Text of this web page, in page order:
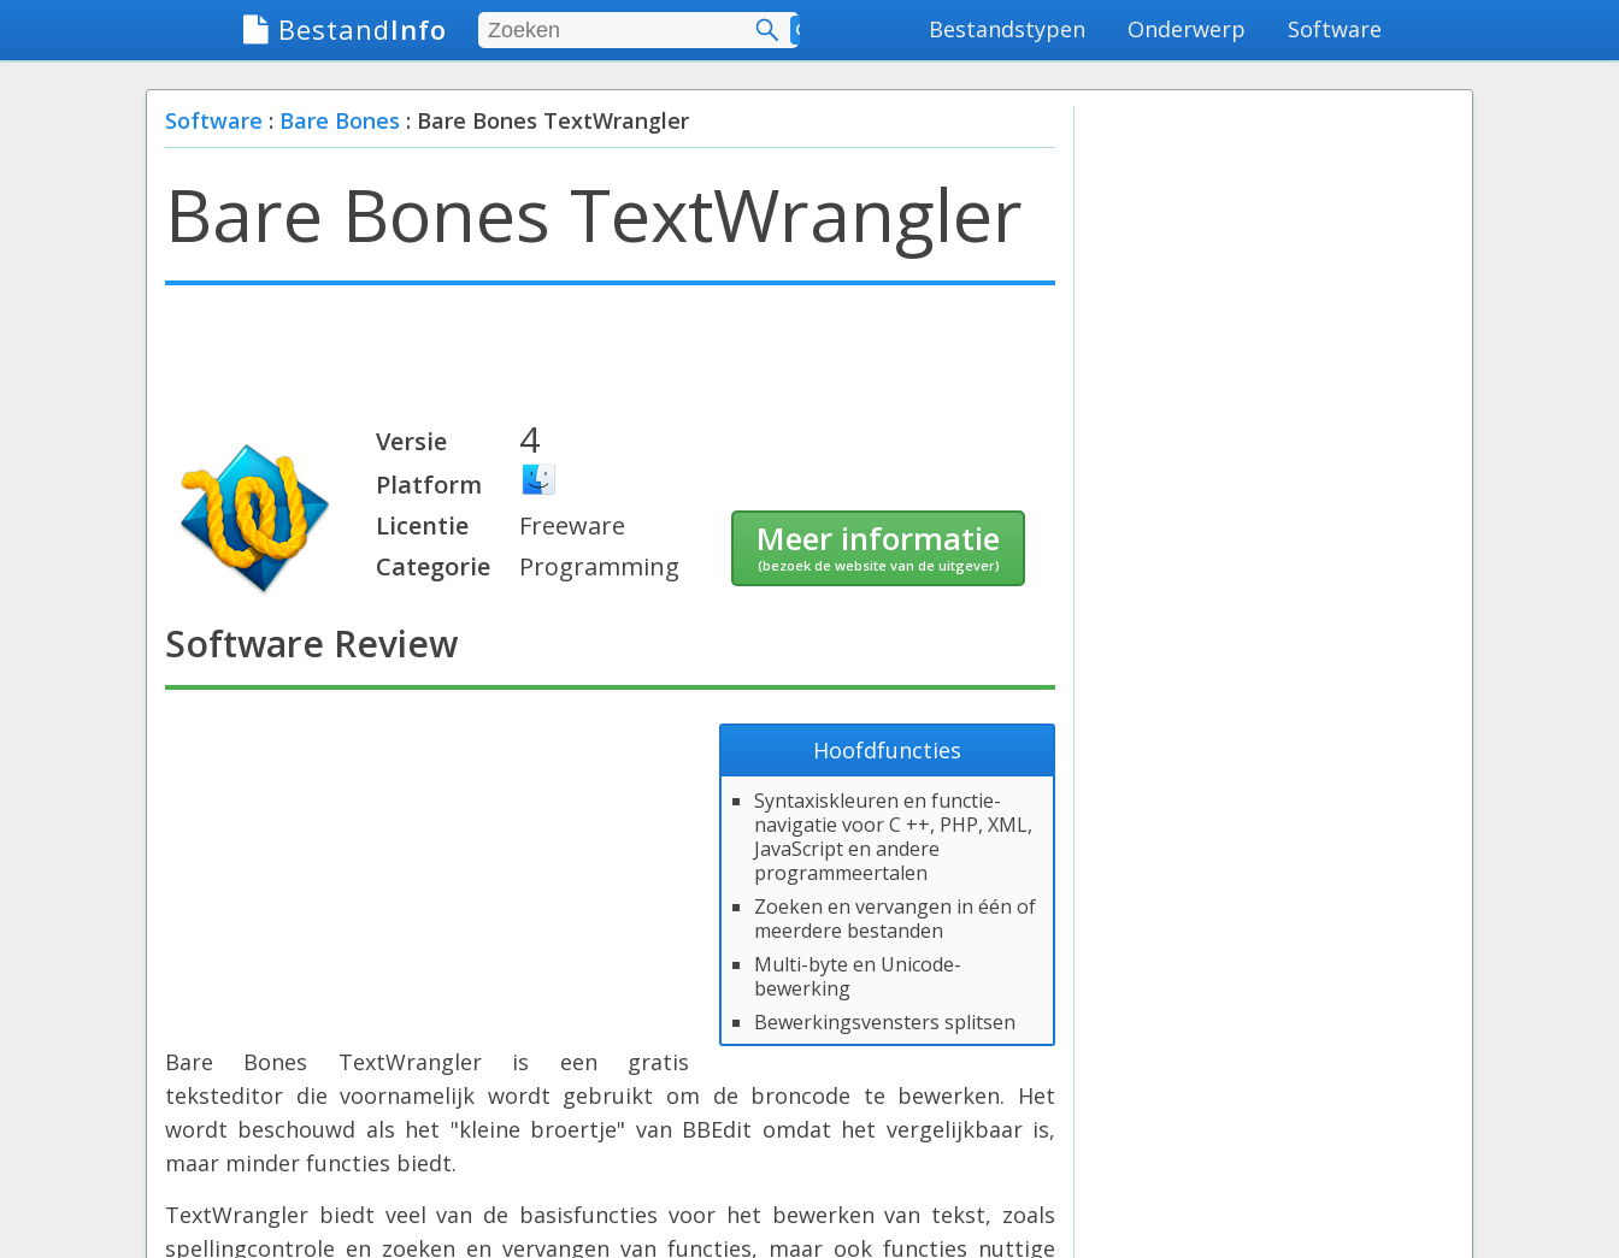
BestandInfo Geavanceerd zoekenBestandstypen Onderwerp Software
Software : Bare Bones : Bare Bones TextWrangler
Bare Bones TextWrangler
Versie 4
Platform
Licentie
Freeware
Categorie
Programming
Meer informatie
(bezoek de website van de uitgever)
Software Review
Hoofdfuncties
Syntaxiskleuren en functie-
navigatie voor C ++, PHP, XML,
JavaScript en andere
programmeertalen
Zoeken en vervangen in één of
meerdere bestanden
Multi-byte en Unicode-
bewerking
Bewerkingsvensters splitsen
Bare Bones TextWrangler is een gratis
teksteditor die voornamelijk wordt gebruikt om de broncode te bewerken. Het
wordt beschouwd als het "kleine broertje" van BBEdit omdat het vergelijkbaar is,
maar minder functies biedt.
TextWrangler biedt veel van de basisfuncties voor het bewerken van tekst, zoals
spellingcontrole en zoeken en vervangen van functies, maar ook functies nuttige